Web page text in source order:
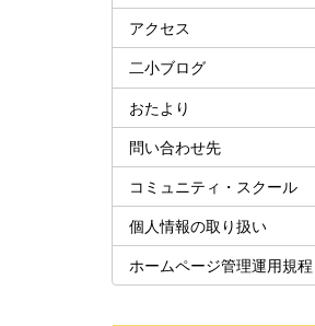
アクセス
二小ブログ
おたより
問い合わせ先
コミュニティ・スクール
個人情報の取り扱い
ホームページ管理運用規程